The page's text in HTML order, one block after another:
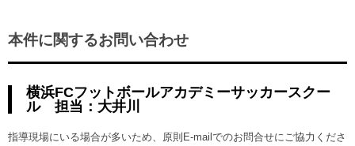
本件に関するお問い合わせ
横浜FCフットボールアカデミーサッカースクー
ル 担当：大井川
指導現場にいる場合が多いため、原則E-mailでのお問合せにご協力くださ